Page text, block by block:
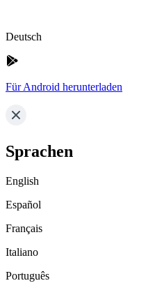
Deutsch
Für Android herunterladen
Sprachen
English
Español
Français
Italiano
Português